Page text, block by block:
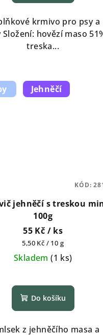
krmivo pro psy a
Složení: hovězí maso
treska...
Jehněčí
jehněčí s treskou
100g
55 Kč / ks
Měrná
cena:
5,50 Kč / 10 g
Skladem(1 ks)
Do košíku
z jehněčího masa a
KÓD: